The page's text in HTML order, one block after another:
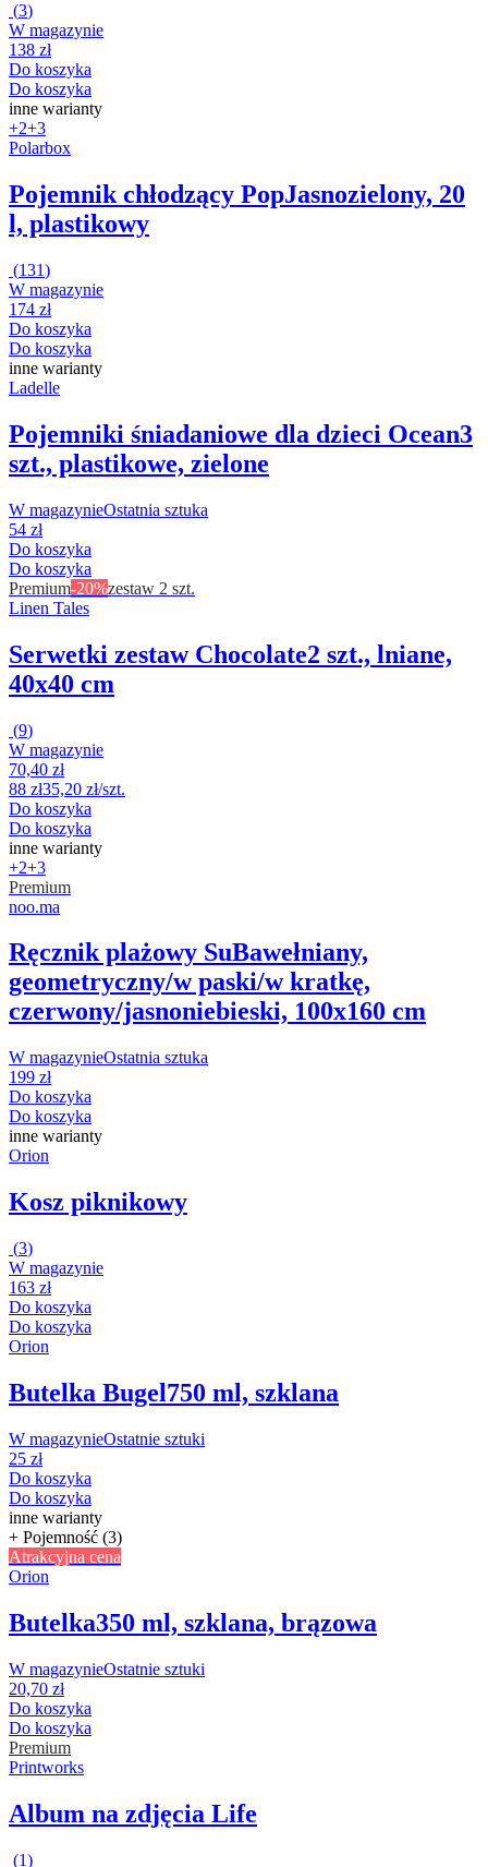
(3)
W magazynie
138 zł
Do koszyka
Do koszyka
inne warianty
+2+3
Polarbox
Pojemnik chłodzący PopJasnozielony, 20
l, plastikowy
(131)
W magazynie
174 zł
Do koszyka
Do koszyka
inne warianty
Ladelle
Pojemniki śniadaniowe dla dzieci Ocean3
szt., plastikowe, zielone
W magazynieOstatnia sztuka
54 zł
Do koszyka
Do koszyka
Premium-20%zestaw 2 szt.
Linen Tales
Serwetki zestaw Chocolate2 szt., lniane,
40x40 cm
(9)
W magazynie
70,40 zł
88 zł35,20 zł/szt.
Do koszyka
Do koszyka
inne warianty
+2+3
Premium
noo.ma
Ręcznik plażowy SuBawełniany,
geometryczny/w paski/w kratkę,
czerwony/jasnoniebieski, 100x160 cm
W magazynieOstatnia sztuka
199 zł
Do koszyka
Do koszyka
inne warianty
Orion
Kosz piknikowy
(3)
W magazynie
163 zł
Do koszyka
Do koszyka
Orion
Butelka Bugel750 ml, szklana
W magazynieOstatnie sztuki
25 zł
Do koszyka
Do koszyka
inne warianty
+ Pojemność (3)
Atrakcyjna cena
Orion
Butelka350 ml, szklana, brązowa
W magazynieOstatnie sztuki
20,70 zł
Do koszyka
Do koszyka
Premium
Printworks
Album na zdjęcia Life
(1)